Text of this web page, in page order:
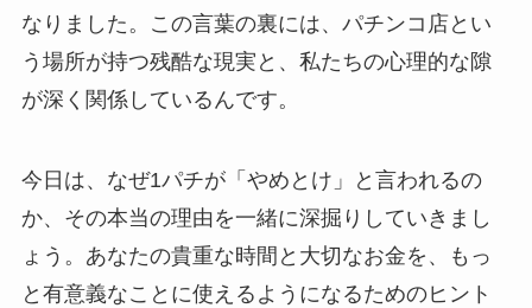
なりました。この言葉の裏には、パチンコ店とい
う場所が持つ残酷な現実と、私たちの心理的な隙
が深く関係しているんです。
今日は、なぜ1パチが「やめとけ」と言われるの
か、その本当の理由を一緒に深掘りしていきまし
ょう。あなたの貴重な時間と大切なお金を、もっ
と有意義なことに使えるようになるためのヒント